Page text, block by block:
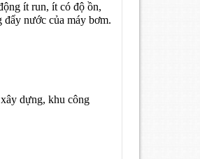
ít run, ít có độ ồn,
đẩy nước của máy bơm.
dựng, khu công